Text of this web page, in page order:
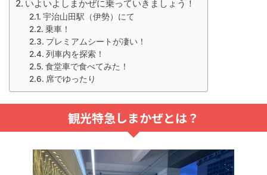
いよいよしまかぜに乗っていきましょう！
宇治山田駅（伊勢）にて
乗車！
プレミアムシートが凄い！
列車内を探索！
食堂車で食べてみた！
席でゆったり
観光特急しまかぜとは？